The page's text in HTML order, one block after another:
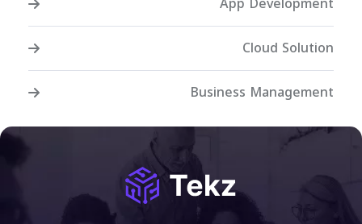
Cloud Solution
Business Management